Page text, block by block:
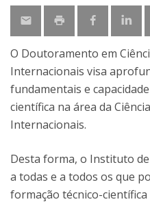
O Doutoramento em
Internacionais visa
fundamentais e
científica na área da
Internacionais.
Desta forma, o Instituto
a todas e a todos os que
formação técnico-